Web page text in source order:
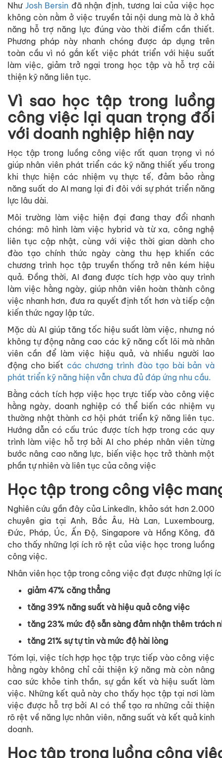
Như Josh Bersin đã nhận định, tương lai của việc học
không còn nằm ở việc truyền tải nội dung mà là ở khả
năng hỗ trợ năng lực đúng vào thời điểm cần thiết.
Phương pháp này nhanh chóng được áp dụng trên
toàn cầu vì nó gắn kết việc phát triển với hiệu suất
làm việc, giảm trở ngại trong học tập và hỗ trợ cải
thiện kỹ năng liên tục.
Vì sao học tập trong luồng
công việc lại quan trọng đối
với doanh nghiệp hiện nay
Học tập trong luồng công việc rất quan trọng vì nó
giúp nhân viên phát triển các kỹ năng thiết yếu trong
khi thực hiện các nhiệm vụ thực tế, đảm bảo rằng
năng suất do AI mang lại đi đôi với sự phát triển năng
lực lâu dài.
Môi trường làm việc hiện đại đang thay đổi nhanh
chóng: mô hình làm việc hybrid và từ xa, công nghệ
liên tục cập nhật, cùng với việc thời gian dành cho
đào tạo chính thức ngày càng thu hẹp khiến các
chương trình học tập truyền thống trở nên kém hiệu
quả. Đồng thời, AI đang được tích hợp vào quy trình
làm việc hằng ngày, giúp nhân viên hoàn thành công
việc nhanh hơn, đưa ra quyết định tốt hơn và tiếp cận
kiến thức ngay lập tức.
Mặc dù AI giúp tăng tốc hiệu suất làm việc, nhưng nó
không tự động nâng cao các kỹ năng cốt lõi mà nhân
viên cần để làm việc hiệu quả, và nhiều người lao
động cho biết các chương trình đào tạo bài bản và
phát triển kỹ năng hiện vẫn chưa đủ đáp ứng nhu cầu.
Bằng cách tích hợp việc học trực tiếp vào công việc
hằng ngày, doanh nghiệp có thể biến các nhiệm vụ
thường nhật thành cơ hội phát triển kỹ năng liên tục.
Hướng dẫn có cấu trúc được tích hợp trong các quy
trình làm việc hỗ trợ bởi AI cho phép nhân viên từng
bước nâng cao năng lực, biến việc học trở thành một
phần tự nhiên và liên tục của công việc
Học tập trong công việc
Nghiên cứu gần đây của LinkedIn, khảo sát hơn 2.000
chuyên gia tại Anh, Bắc Âu, Hà Lan, Luxembourg,
Đức, Pháp, Úc, Ấn Độ, Singapore và Hồng Kông, đã
cho thấy những lợi ích rõ rệt của việc học trong luồng
công việc.
Nhân viên học tập trong công việc đạt được những lợi
giảm 47% căng thẳng
tăng 39% năng suất và hiệu quả công việc
tăng 23% mức độ sẵn sàng đảm nhận thêm trách
tăng 21% sự tựtin và mức độ hài lòng
Tóm lại, việc tích hợp học tập trực tiếp vào công việc
hằng ngày không chỉ cải thiện kỹ năng mà còn nâng
cao sức khỏe tinh thần, sự gắn kết và hiệu suất làm
việc. Những kết quả này cho thấy học tập tại nơi làm
việc được hỗ trợ bởi AI có thể tạo ra những cải thiện
rõ rệt về năng lực nhân viên, năng suất và kết quả kinh
doanh.
Học tập trong luồng công